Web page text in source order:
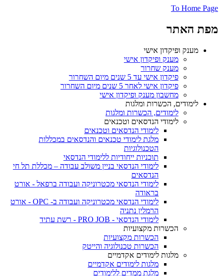
To Home Page
מפת האתר
מענק ופיקדון אישי
מענק ופיקדון אישי
מענק שחרור
פיקדון אישי עד 5 שנים מיום השחרור
פיקדון אישי לאחר 5 שנים מיום השחרור
מחשבון מענק ופיקדון אישי
לימודים, הכשרות ומלגות
לימודים, הכשרות ומלגות
לימודי הנדסאים וטכנאים
לימודי הנדסאים וטכנאים
מלגת לימודי טכנאים והנדסאים במכללות
הטכנולוגיות
תוכניות ייחודיות ללימודי הנדסאי
לימודי הנדסאי בניין משולב עבודה – מכללת תל חי
הנדסאים
לימודי הנדסאי מכטרוניקה ועבודה ברפאל - אורט
בראודה
לימודי הנדסאי מכטרוניקה ועבודה ב- OPC - אורט
הרמלין נתניה
לימודי הנדסאי - PRO JOB - רשת עתיד
הכשרות מקצועיות
הכשרות מקצועיות
הכשרות טכנולוגיה והייטק
מלגות לימודים אקדמיים
מלגות לימודים אקדמיים
מלגת ממדים ללימודים